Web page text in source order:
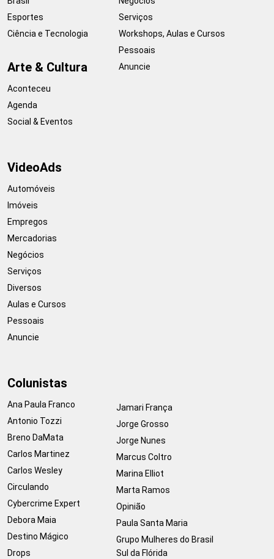
Esportes
Ciência e Tecnologia
Arte & Cultura
Aconteceu
Agenda
Social & Eventos
Serviços
Workshops, Aulas e Cursos
Pessoais
Anuncie
VideoAds
Automóveis
Imóveis
Empregos
Mercadorias
Negócios
Serviços
Diversos
Aulas e Cursos
Pessoais
Anuncie
Colunistas
Ana Paula Franco
Antonio Tozzi
Breno DaMata
Carlos Martinez
Carlos Wesley
Circulando
Cybercrime Expert
Debora Maia
Destino Mágico
Drops
Jamari França
Jorge Grosso
Jorge Nunes
Marcus Coltro
Marina Elliot
Marta Ramos
Opinião
Paula Santa Maria
Grupo Mulheres do Brasil
Sul da Flórida